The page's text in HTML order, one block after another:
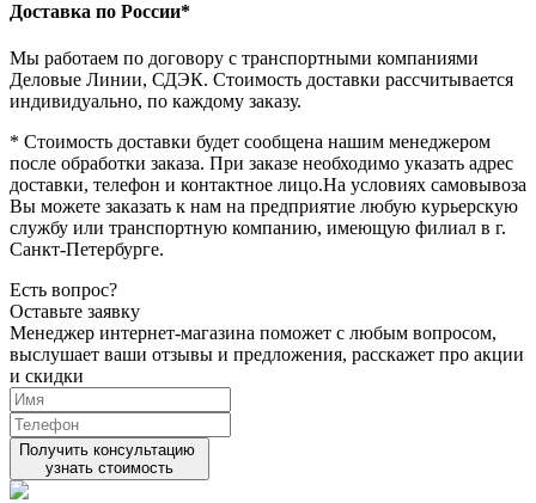
Доставка по России*
Мы работаем по договору с транспортными компаниями
Деловые Линии, СДЭК. Стоимость доставки рассчитывается
индивидуально, по каждому заказу.
* Стоимость доставки будет сообщена нашим менеджером
после обработки заказа. При заказе необходимо указать адрес
доставки, телефон и контактное лицо.На условиях самовывоза
Вы можете заказать к нам на предприятие любую курьерскую
службу или транспортную компанию, имеющую филиал в г.
Санкт-Петербурге.
Есть вопрос?
Оставьте заявку
Менеджер интернет-магазина поможет с любым вопросом,
выслушает ваши отзывы и предложения, расскажет про акции
и скидки
Получить консультацию
узнать стоимость